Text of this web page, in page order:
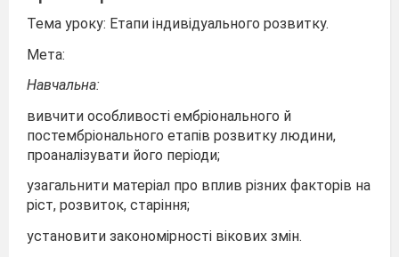
Тема уроку: Етапи індивідуального розвитку.
Мета:
Навчальна:
вивчити особливості ембріонального й
постембріонального етапів розвитку люди­ни,
проаналізувати його періоди;
узагальнити матеріал про вплив різних факторів на
ріст, розвиток, старіння;
установити закономірності вікових змін.